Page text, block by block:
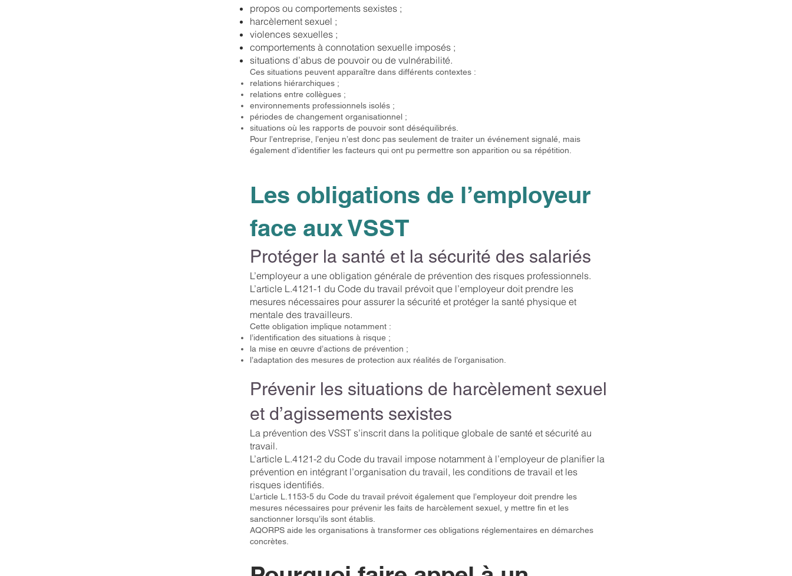
propos ou comportements sexistes ;
harcèlement sexuel ;
violences sexuelles ;
comportements à connotation sexuelle imposés ;
situations d’abus de pouvoir ou de vulnérabilité.
Ces situations peuvent apparaître dans différents contextes :
relations hiérarchiques ;
relations entre collègues ;
environnements professionnels isolés ;
périodes de changement organisationnel ;
situations où les rapports de pouvoir sont déséquilibrés.
Pour l’entreprise, l’enjeu n’est donc pas seulement de traiter un événement signalé, mais
également d’identifier les facteurs qui ont pu permettre son apparition ou sa répétition.
Les obligations de l’employeur
face aux VSST
Protéger la santé et la sécurité des salariés
L’employeur a une obligation générale de prévention des risques professionnels.
L’article L.4121-1 du Code du travail prévoit que l’employeur doit prendre les
mesures nécessaires pour assurer la sécurité et protéger la santé physique et
mentale des travailleurs.
Cette obligation implique notamment :
l’identification des situations à risque ;
la mise en œuvre d’actions de prévention ;
l’adaptation des mesures de protection aux réalités de l’organisation.
Prévenir les situations de harcèlement sexuel
et d’agissements sexistes
La prévention des VSST s’inscrit dans la politique globale de santé et sécurité au
travail.
L’article L.4121-2 du Code du travail impose notamment à l’employeur de planifier la
prévention en intégrant l’organisation du travail, les conditions de travail et les
risques identifiés.
L’article L.1153-5 du Code du travail prévoit également que l’employeur doit prendre les
mesures nécessaires pour prévenir les faits de harcèlement sexuel, y mettre fin et les
sanctionner lorsqu’ils sont établis.
AQORPS aide les organisations à transformer ces obligations réglementaires en démarches
concrètes.